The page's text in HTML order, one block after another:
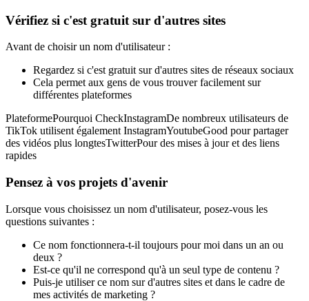
Vérifiez si c'est gratuit sur d'autres sites
Avant de choisir un nom d'utilisateur :
Regardez si c'est gratuit sur d'autres sites de réseaux sociaux
Cela permet aux gens de vous trouver facilement sur
différentes plateformes
PlateformePourquoi CheckInstagramDe nombreux utilisateurs de
TikTok utilisent également InstagramYoutubeGood pour partager
des vidéos plus longtesTwitterPour des mises à jour et des liens
rapides
Pensez à vos projets d'avenir
Lorsque vous choisissez un nom d'utilisateur, posez-vous les
questions suivantes :
Ce nom fonctionnera-t-il toujours pour moi dans un an ou
deux ?
Est-ce qu'il ne correspond qu'à un seul type de contenu ?
Puis-je utiliser ce nom sur d'autres sites et dans le cadre de
mes activités de marketing ?